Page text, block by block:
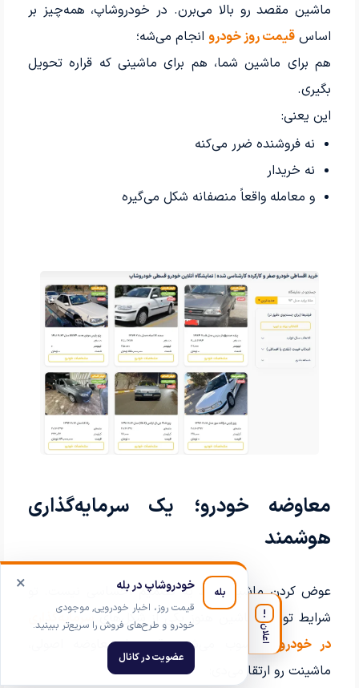
ماشین مقصد رو بالا می‌برن. در خودروشاپ، همه‌چیز بر
اساس قیمت روز خودروانجام می‌شه؛
هم برای ماشین شما، هم برای ماشینی که قراره تحویل
بگیری.
این یعنی:
نه فروشنده ضرر می‌کنه
نه خریدار
و معامله واقعاً منصفانه شکل می‌گیره
معاوضه خودرو؛ یک سرمایه‌گذاری
هوشمند
عوض کردن ماشین فقط یه تصمیم احساسی نیست. تو
شرایط تورمی، ماشین هنوز یکی از شکل‌هایسرمایه‌گذاری
در خودرومحسوب می‌شه. وقتی با معاوضه اصولی،
ماشینت رو ارتقا می‌دی:
!
اعلان
× بله خودروشاپ در بله
قیمت روز، اخبار خودرویی, موجودی
خودرو و طرح‌های فروش را سریع‌تر ببینید.
عضویت در کانال